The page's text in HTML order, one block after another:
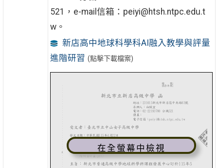
521，e-mail信箱：peiyi@htsh.ntpc.edu.t
w。
新店高中地球科學科AI融入教學與評量
進階研習 (點擊下載檔案)
在全螢幕中檢視